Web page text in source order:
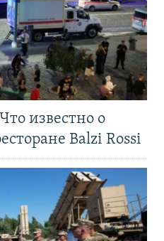
известно о
Balzi Rossi